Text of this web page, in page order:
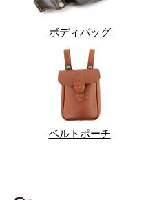
ボディバッグ
ベルトポーチ